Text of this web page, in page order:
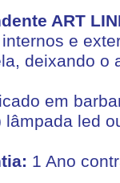
ART
e
deixando o
em
lâmpada led
1 Ano